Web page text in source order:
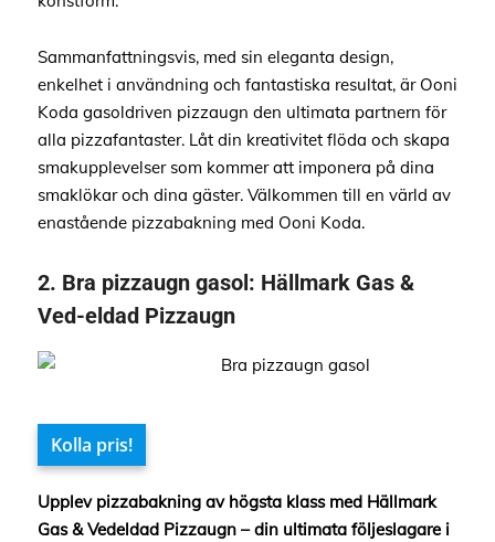
Sammanfattningsvis, med sin eleganta design,
enkelhet i användning och fantastiska resultat, är Ooni
Koda gasoldriven pizzaugn den ultimata partnern för
alla pizzafantaster. Låt din kreativitet flöda och skapa
smakupplevelser som kommer att imponera på dina
smaklökar och dina gäster. Välkommen till en värld av
enastående pizzabakning med Ooni Koda.
2. Bra pizzaugn gasol: Hällmark Gas &
Ved-eldad Pizzaugn
Kolla pris!
Upplev pizzabakning av högsta klass med Hällmark
Gas & Vedeldad Pizzaugn – din ultimata följeslagare i